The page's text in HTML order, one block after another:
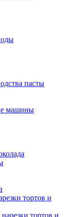
пасты
машины
тортов и
тортов и